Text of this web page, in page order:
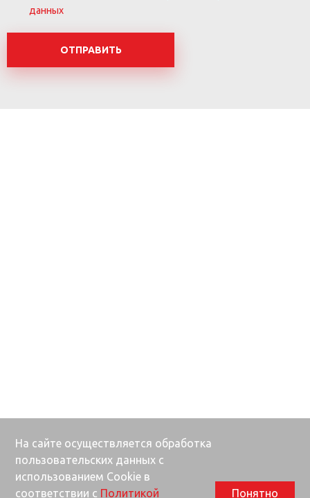
данных
ОТПРАВИТЬ
На сайте осуществляется обработка
пользовательских данных с
использованием Cookie в
соответствии с Политикой
Понятно